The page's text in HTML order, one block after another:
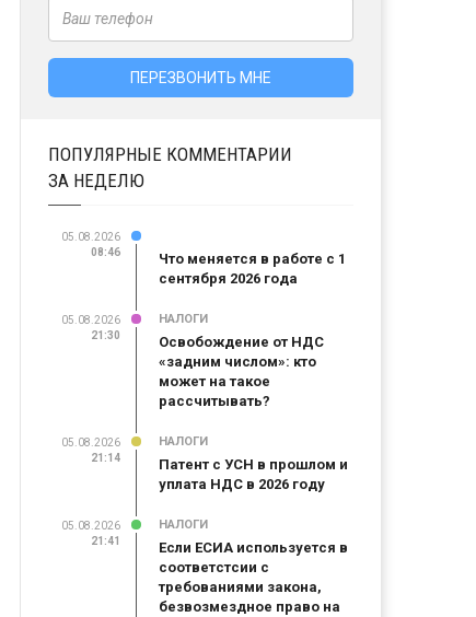
ПОПУЛЯРНЫЕ КОММЕНТАРИИ
ЗА НЕДЕЛЮ
05.08.2026
08:46
Что меняется в работе с 1
сентября 2026 года
05.08.2026
21:30
НАЛОГИ
Освобождение от НДС
«задним числом»: кто
может на такое
рассчитывать?
05.08.2026
21:14
НАЛОГИ
Патент с УСН в прошлом и
уплата НДС в 2026 году
05.08.2026
21:41
НАЛОГИ
Если ЕСИА используется в
соответстсии с
требованиями закона,
безвозмездное право на